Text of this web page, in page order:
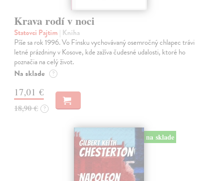
Krava rodí v noci
Statovci Pajtim | Kniha
Píše sa rok 1996. Vo Fínsku vychovávaný osemročný chlapec trávi
letné prázdniny v Kosove, kde zažíva čudesné udalosti, ktoré ho
poznačia na celý život.
Na sklade ?
17,01 €
18,90 € ?
na sklade